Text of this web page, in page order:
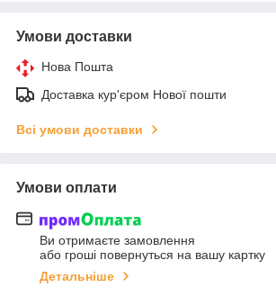
Умови доставки
Нова Пошта
Доставка кур'єром Нової пошти
Всі умови доставки
Умови оплати
Ви отримаєте замовлення
або гроші повернуться на вашу картку
Детальніше